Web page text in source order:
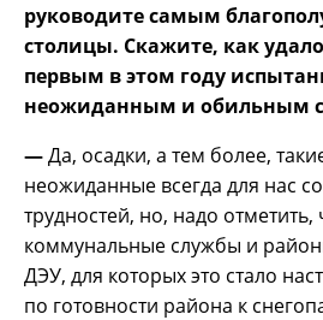
руководите самым
столицы. Скажите, как
первым в этом году
неожиданным и обильным
—Да, осадки, а тем более,
неожиданные всегда для нас
трудностей, но, надо
коммунальные службы и
ДЭУ, для которых это стало
по готовности района к